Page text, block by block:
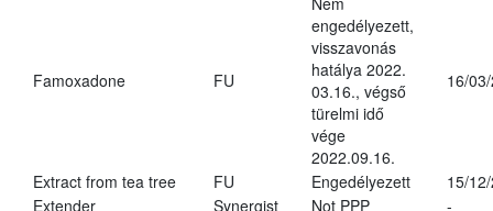
Famoxadone FU
engedélyezett,
visszavonás
hatálya 2022.
03.16., végső
türelmi idő
vége
2022.09.16.
16/
Extract from tea tree FU Engedélyezett
15/
Extender
Synergist Not PPP
-